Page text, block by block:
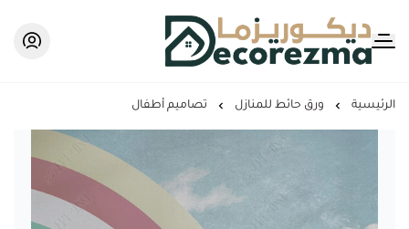
Decorezma
الرئيسية ورق حائط للمنازل تصاميم أطفال